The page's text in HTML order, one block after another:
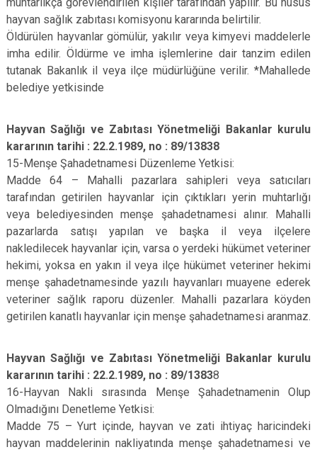
hayvan sağlık zabıtası komisyonu kararında belirtilir.
Öldürülen hayvanlar gömülür, yakılır veya kimyevi maddelerle
imha edilir. Öldürme ve imha işlemlerine dair tanzim edilen
tutanak Bakanlık il veya ilçe müdürlüğüne verilir. *Mahallede
belediye yetkisinde
Hayvan Sağlığı ve Zabıtası Yönetmeliği Bakanlar kurulu
kararının tarihi : 22.2.1989, no : 89/13838
15-Menşe Şahadetnamesi Düzenleme Yetkisi:
Madde 64 – Mahalli pazarlara sahipleri veya satıcıları
tarafından getirilen hayvanlar için çıktıkları yerin muhtarlığı
veya belediyesinden menşe şahadetnamesi alınır. Mahalli
pazarlarda satışı yapılan ve başka il veya ilçelere
nakledilecek hayvanlar için, varsa o yerdeki hükümet veteriner
hekimi, yoksa en yakın il veya ilçe hükümet veteriner hekimi
menşe şahadetnamesinde yazılı hayvanları muayene ederek
veteriner sağlık raporu düzenler. Mahalli pazarlara köyden
getirilen kanatlı hayvanlar için menşe şahadetnamesi aranmaz.
Hayvan Sağlığı ve Zabıtası Yönetmeliği Bakanlar kurulu
kararının tarihi : 22.2.1989, no : 89/13838
16-Hayvan Nakli sırasında Menşe Şahadetnamenin Olup
Olmadığını Denetleme Yetkisi:
Madde 75 – Yurt içinde, hayvan ve zati ihtiyaç haricindeki
hayvan maddelerinin nakliyatında menşe şahadetnamesi ve